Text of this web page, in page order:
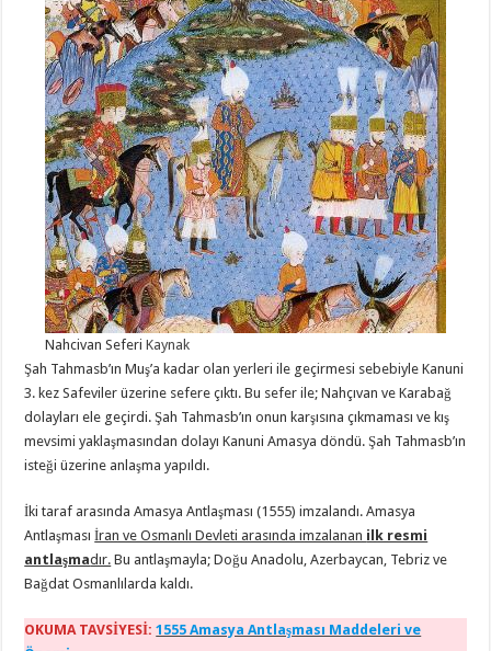
Nahcivan Seferi Kaynak
Şah Tahmasb’ın Muş’a kadar olan yerleri ile geçirmesi sebebiyle Kanuni
3. kez Safeviler üzerine sefere çıktı. Bu sefer ile; Nahçıvan ve Karabağ
dolayları ele geçirdi. Şah Tahmasb’ın onun karşısına çıkmaması ve kış
mevsimi yaklaşmasından dolayı Kanuni Amasya döndü. Şah Tahmasb’ın
isteği üzerine anlaşma yapıldı.
İki taraf arasında Amasya Antlaşması (1555) imzalandı. Amasya
Antlaşmasıİran ve Osmanlı Devleti arasında imzalanan ilk resmi
antlaşmadır. Bu antlaşmayla; Doğu Anadolu, Azerbaycan, Tebriz ve
Bağdat Osmanlılarda kaldı.
OKUMA TAVSİYESİ: 1555 Amasya Antlaşması Maddeleri ve